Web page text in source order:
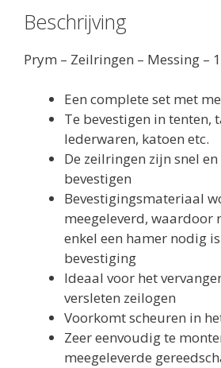
Beschrijving
Prym – Zeilringen – Messing –
Een complete set met
Te bevestigen in tenten,
lederwaren, katoen etc.
De zeilringen zijn snel
bevestigen
Bevestigingsmateriaal
meegeleverd, waardoor
enkel een hamer nodig
bevestiging
Ideaal voor het
versleten zeilogen
Voorkomt scheuren in
Zeer eenvoudig te
meegeleverde